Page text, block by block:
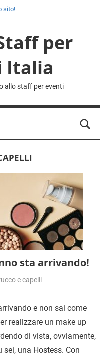
sito!
per
Italia
allo staff per eventi
sta arrivando!
e capelli
e non sai come
realizzare un make up
di vista, ovviamente,
una Hostess. Con